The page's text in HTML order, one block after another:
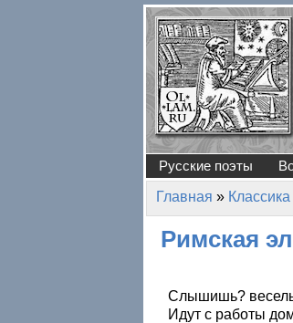
Перейти к основному содержанию
Русские поэты
Вы здесь
Главная » Классика
Римская
Слышишь?
Идут с работы